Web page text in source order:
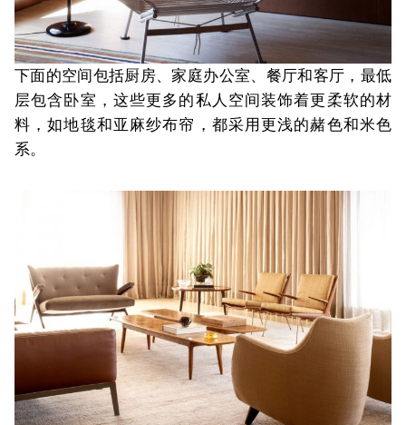
下面的空间包括厨房、家庭办公室、餐厅和客厅，最低
层包含卧室，这些更多的私人空间装饰着更柔软的材
料，如地毯和亚麻纱布帘，都采用更浅的赭色和米色
系。